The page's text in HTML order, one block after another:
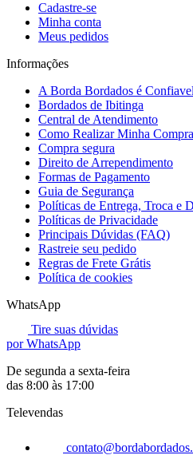
Cadastre-se
Minha conta
Meus pedidos
Informações
A Borda Bordados é
Bordados de Ibitinga
Central de Atendimento
Como Realizar Minha Compra
Compra segura
Direito de Arrependimento
Formas de Pagamento
Guia de Segurança
Políticas de Entrega, Troca e
Políticas de Privacidade
Principais Dúvidas (FAQ)
Rastreie seu pedido
Regras de Frete Grátis
Política de cookies
WhatsApp
Tire suas dúvidas
por WhatsApp
De segunda a sexta-feira
das 8:00 às 17:00
Televendas